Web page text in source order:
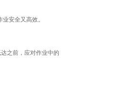
安全又高效。
之前，应对作业中的